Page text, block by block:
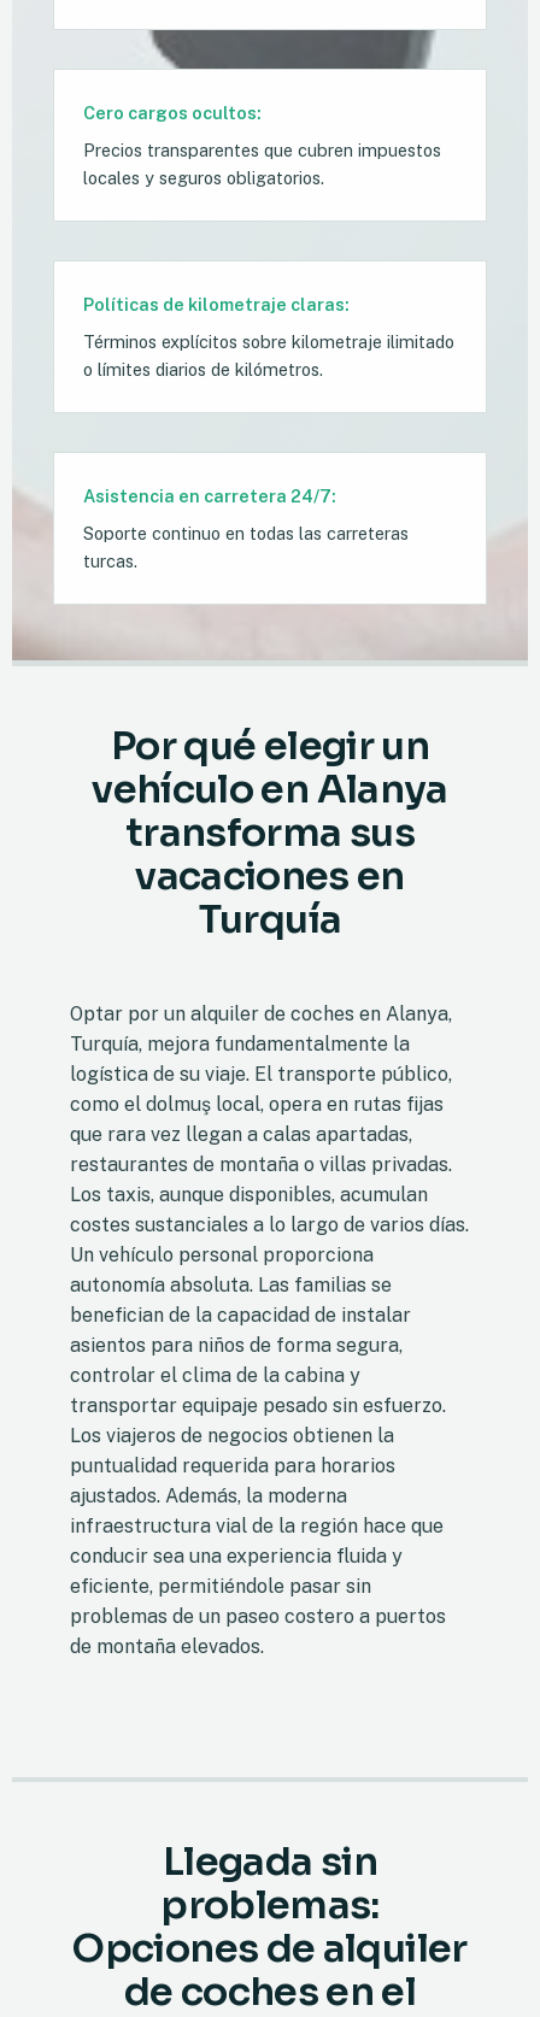
Cero cargos ocultos:
Precios transparentes que cubren impuestos
locales y seguros obligatorios.
Políticas de kilometraje claras:
Términos explícitos sobre kilometraje ilimitado
o límites diarios de kilómetros.
Asistencia en carretera 24/7:
Soporte continuo en todas las carreteras
turcas.
Por qué elegir un
vehículo en Alanya
transforma sus
vacaciones en
Turquía
Optar por un alquiler de coches en Alanya,
Turquía, mejora fundamentalmente la
logística de su viaje. El transporte público,
como el dolmuş local, opera en rutas fijas
que rara vez llegan a calas apartadas,
restaurantes de montaña o villas privadas.
Los taxis, aunque disponibles, acumulan
costes sustanciales a lo largo de varios días.
Un vehículo personal proporciona
autonomía absoluta. Las familias se
benefician de la capacidad de instalar
asientos para niños de forma segura,
controlar el clima de la cabina y
transportar equipaje pesado sin esfuerzo.
Los viajeros de negocios obtienen la
puntualidad requerida para horarios
ajustados. Además, la moderna
infraestructura vial de la región hace que
conducir sea una experiencia fluida y
eficiente, permitiéndole pasar sin
problemas de un paseo costero a puertos
de montaña elevados.
Llegada sin
problemas:
Opciones de alquiler
de coches en el